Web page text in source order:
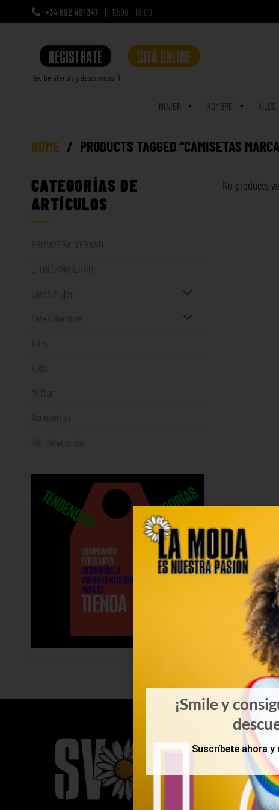
+34 692 461 347 10:00 - 18:00
REGISTRATE
Recibe ofertas y descuentos :)
CITA ONLINE
MUJER HOMBRE KILOS
HOME / PRODUCTS TAGGED “CAMISETAS
CATEGORÍAS DE
ARTÍCULOS
PRIMAVERA-VERANO
OTOÑO-INVIERNO
Lotes Mujer
Lotes Hombre
Kilos
Kids
Militar
Accesorios
Sin categorizar
No products
¡Smile y
Suscríbete ahora y